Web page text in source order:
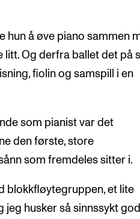
hun å øve piano sammen
litt. Og derfra ballet det på
fiolin og samspill i en
som pianist var det
den første, store
som fremdeles sitter i.
blokkfløytegruppen, et lite
jeg husker så sinnssykt